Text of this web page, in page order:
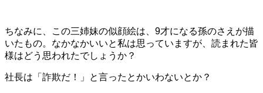
ちなみに、この三姉妹の似顔絵は、9才になる孫のさえが描
いたもの。なかなかいいと私は思っていますが、読まれた皆
様はどう思われたでしょうか？
社長は「詐欺だ！」と言ったとかいわないとか？